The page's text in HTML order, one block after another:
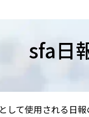
sfa日
て使用される日報